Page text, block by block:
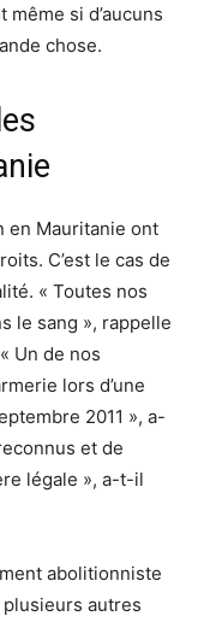
si d’aucuns
chose.
en Mauritanie ont
C’est le cas de
« Toutes nos
le sang », rappelle
Un de nos
lors d’une
2011 », a-
et de
légale », a-t-il
abolitionniste
plusieurs autres